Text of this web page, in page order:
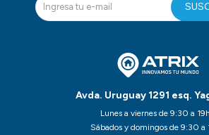
Avda. Uruguay 1291 esq.
Lunes a viernes de 9:30 a
Sábados y domingos de 9:30 a